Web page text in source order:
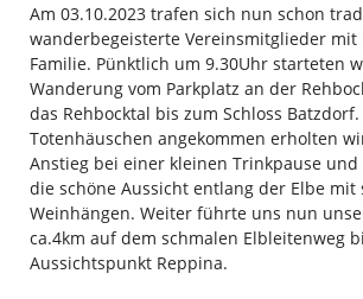
Am 03.10.2023 trafen sich nun schon
wanderbegeisterte Vereinsmitglieder mit
Familie. Pünktlich um 9.30Uhr starteten
Wanderung vom Parkplatz an der
das Rehbocktal bis zum Schloss Batzdorf.
Totenhäuschen angekommen erholten
Anstieg bei einer kleinen Trinkpause und
die schöne Aussicht entlang der Elbe
Weinhängen. Weiter führte uns nun
ca.4km auf dem schmalen Elbleitenweg
Aussichtspunkt Reppina.